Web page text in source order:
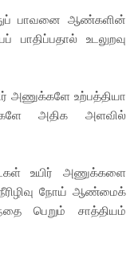
பாவனை ஆண்களின்
பாதிப்பதால் உடலுறவு
அணுக்களே உற்பத்தியா
அதிக அளவில்
உயிர் அணுக்களை
நோய் ஆண்மைக்
பெறும் சாத்தியம்